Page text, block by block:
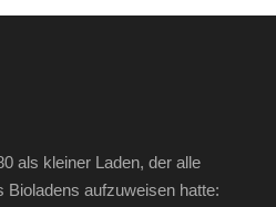
als kleiner Laden, der alle
Bioladens aufzuweisen hatte: